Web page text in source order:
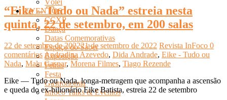
Vôlei
EVENTOS
CCXP
Dança
Datas Comemorativas
Espaço do Saber
Exposição
Feiras
Festa
Gastronomia
Infoco Talks & Eventos
“Eike – Tudo ou Nada” estreia nesta
quinta, 22 de setembro, em 200 salas
22 de setembro de 202221 de setembro de 2022 Revista InFoco 0
comentários Andradina Azevedo, Dida Andrade, Eike - Tudo ou
Nada, Malu Gaspar, Morena Filmes, Tiago Rezende
Eike — Tudo ou Nada, longa-metragem que acompanha a ascensão
e queda do ex-bilionário Eike Batista, estreia 22 de setembro